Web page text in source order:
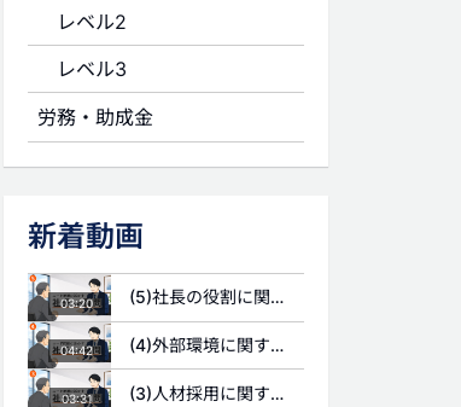
レベル2
レベル3
労務・助成金
新着動画
03:20 (5)社長の役割に関する質問
04:42 (4)外部環境に関する質問
03:31 (3)人材採用に関する質問